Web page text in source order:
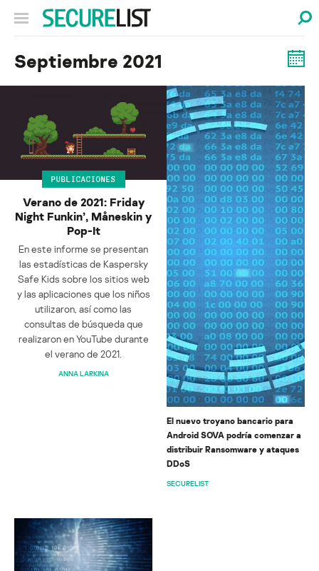
Septiembre 2021
PUBLICACIONES
Verano de 2021: Friday
Night Funkin’, Måneskin y
Pop-It
En este informe se presentan
las estadísticas de Kaspersky
Safe Kids sobre los sitios web
y las aplicaciones que los niños
utilizaron, así como las
consultas de búsqueda que
realizaron en YouTube durante
el verano de 2021.
ANNA LARKINA
El nuevo troyano bancario para
Android SOVA podría comenzar a
distribuir Ransomware y ataques
DDoS
SECURELIST